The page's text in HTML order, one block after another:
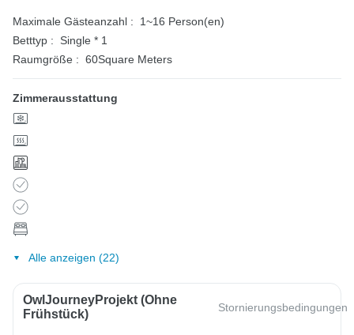
Maximale Gästeanzahl :
1~16 Person(en)
Betttyp :
Single * 1
Raumgröße : 60Square Meters
Zimmerausstattung
Alle anzeigen (22)
OwlJourneyProjekt (ohne
Frühstück)
Stornierungsbedingungen